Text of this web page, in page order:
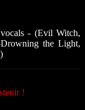
- (Evil Witch,
the Light,
!